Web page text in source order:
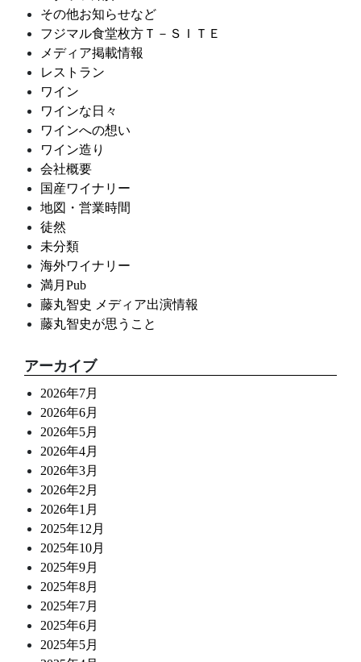
その他お知らせなど
フジマル食堂枚方Ｔ－ＳＩＴＥ
メディア掲載情報
レストラン
ワイン
ワインな日々
ワインへの想い
ワイン造り
会社概要
国産ワイナリー
地図・営業時間
徒然
未分類
海外ワイナリー
満月Pub
藤丸智史 メディア出演情報
藤丸智史が思うこと
アーカイブ
2026年7月
2026年6月
2026年5月
2026年4月
2026年3月
2026年2月
2026年1月
2025年12月
2025年10月
2025年9月
2025年8月
2025年7月
2025年6月
2025年5月